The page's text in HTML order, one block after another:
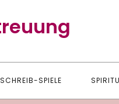
SCHREIB-SPIELE